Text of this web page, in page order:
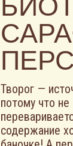
Творог —
потому что
содержание